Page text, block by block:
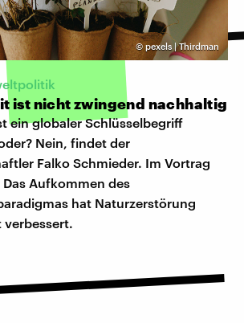
© pexels | Thirdman
ist nicht zwingend nachhaltig
ein globaler Schlüsselbegriff
Nein, findet der
Falko Schmieder. Im Vortrag
Aufkommen des
hat Naturzerstörung